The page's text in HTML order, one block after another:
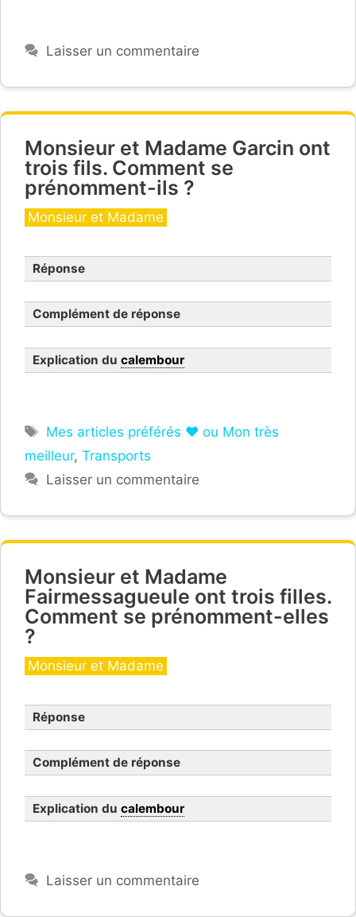
Laisser un commentaire
Monsieur et Madame Garcin ont
trois fils. Comment se
prénomment-ils ?
Catégories
Monsieur et Madame
Réponse
Complément de réponse
Explication du calembour
gare Saint-Lazare
Étiquettes
Mes articles préférés ❤ ou Mon très
meilleur, Transports
Laisser un commentaire
Monsieur et Madame
Fairmessagueule ont trois filles.
Comment se prénomment-elles
?
Catégories
Monsieur et Madame
Réponse
Complément de réponse
Explication du calembour
Laisser un commentaire